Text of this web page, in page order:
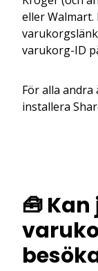
eller Walmart.
varukorg-ID
För alla
installera
🧰